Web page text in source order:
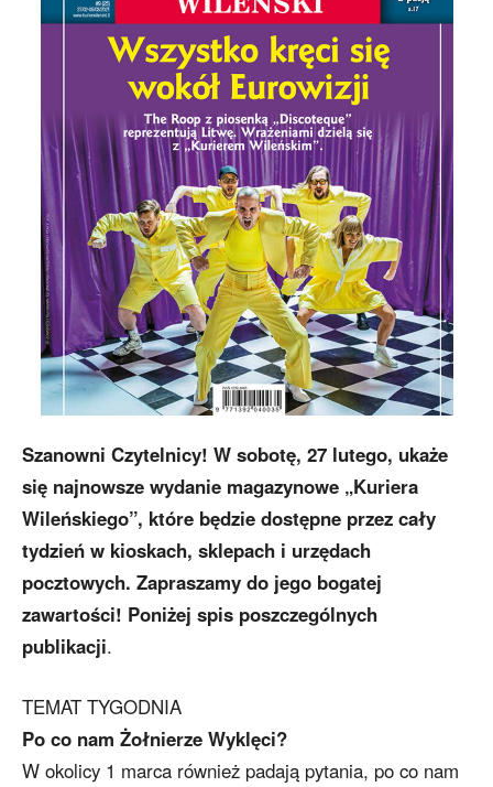
Szanowni Czytelnicy! W sobotę, 27 lutego, ukaże
się najnowsze wydanie magazynowe „Kuriera
Wileńskiego”, które będzie dostępne przez cały
tydzień w kioskach, sklepach i urzędach
pocztowych. Zapraszamy do jego bogatej
zawartości! Poniżej spis poszczególnych
publikacji.
TEMAT TYGODNIA
Po co nam Żołnierze Wyklęci?
W okolicy 1 marca również padają pytania, po co nam